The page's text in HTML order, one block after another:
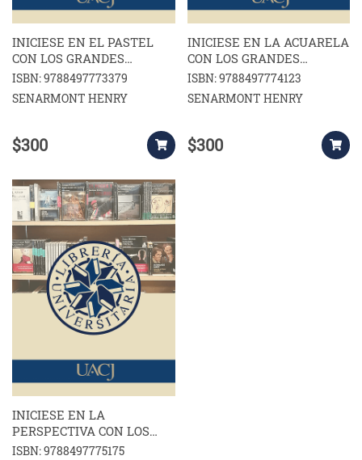
INICIESE EN EL PASTEL
CON LOS GRANDES
MAESTROS
ISBN: 9788497773379
SENARMONT HENRY
$300
INICIESE EN LA ACUARELA
CON LOS GRANDES
MAESTROS
ISBN: 9788497774123
SENARMONT HENRY
$300
INICIESE EN LA
PERSPECTIVA CON LOS
GRANDES MAESTROS
ISBN: 9788497775175